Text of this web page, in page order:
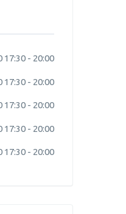
17:30 - 20:00
17:30 - 20:00
17:30 - 20:00
17:30 - 20:00
17:30 - 20:00